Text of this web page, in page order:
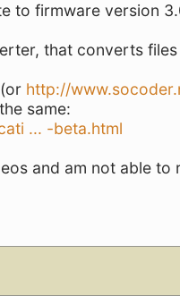
to firmware version
that converts
(or http://
same:
... -beta.html
and am not able